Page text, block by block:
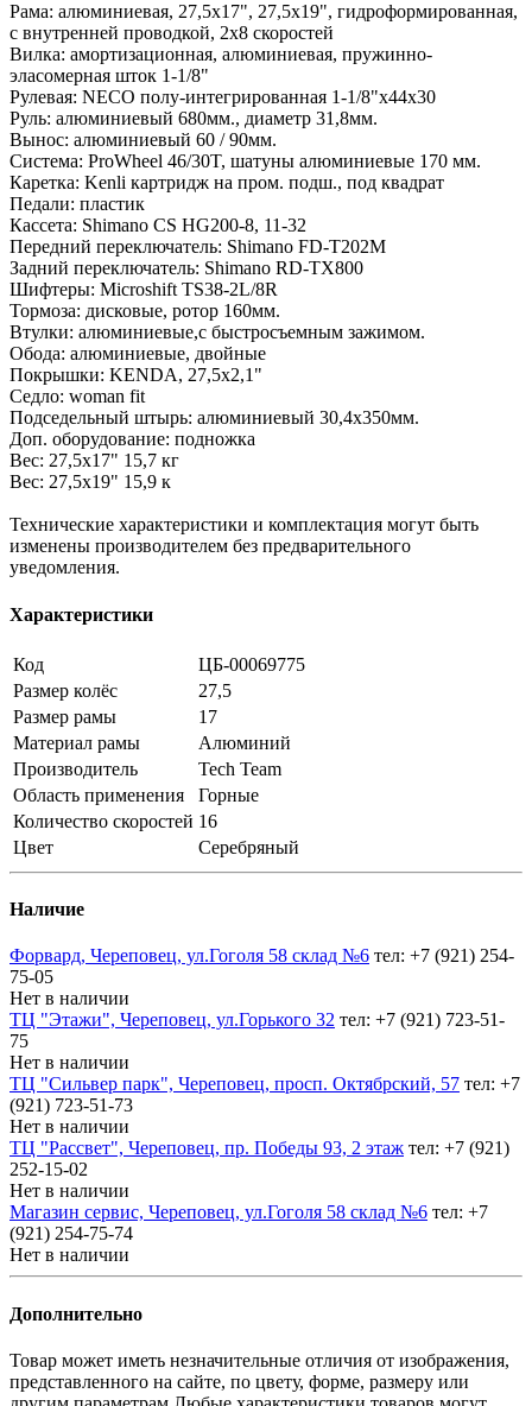
Рама: алюминиевая, 27,5х17", 27,5х19", гидроформированная,
с внутренней проводкой, 2х8 скоростей
Вилка: амортизационная, алюминиевая, пружинно-
эласомерная шток 1-1/8"
Рулевая: NECO полу-интегрированная 1-1/8"х44х30
Руль: алюминиевый 680мм., диаметр 31,8мм.
Вынос: алюминиевый 60 / 90мм.
Система: ProWheel 46/30T, шатуны алюминиевые 170 мм.
Каретка: Kenli картридж на пром. подш., под квадрат
Педали: пластик
Кассета: Shimano CS HG200-8, 11-32
Передний переключатель: Shimano FD-T202M
Задний переключатель: Shimano RD-TX800
Шифтеры: Microshift TS38-2L/8R
Тормоза: дисковые, ротор 160мм.
Втулки: алюминиевые,с быстросъемным зажимом.
Обода: алюминиевые, двойные
Покрышки: KENDA, 27,5х2,1"
Седло: woman fit
Подседельный штырь: алюминиевый 30,4x350мм.
Доп. оборудование: подножка
Вес: 27,5х17" 15,7 кг
Вес: 27,5х19" 15,9 к
Технические характеристики и комплектация могут быть
изменены производителем без предварительного
уведомления.
Характеристики
Код
ЦБ-00069775
Размер колёс
27,5
Размер рамы
17
Материал рамы
Алюминий
Производитель
Tech Team
Область применения
Горные
Количество скоростей 16
Цвет
Серебряный
Наличие
Форвард, Череповец, ул.Гоголя 58 склад №6 тел: +7 (921) 254-
75-05
Нет в наличии
ТЦ "Этажи", Череповец, ул.Горького 32 тел: +7 (921) 723-51-
75
Нет в наличии
ТЦ "Сильвер парк", Череповец, просп. Октябрский, 57 тел: +7
(921) 723-51-73
Нет в наличии
ТЦ "Рассвет", Череповец, пр. Победы 93, 2 этаж тел: +7 (921)
252-15-02
Нет в наличии
Магазин сервис, Череповец, ул.Гоголя 58 склад №6 тел: +7
(921) 254-75-74
Нет в наличии
Дополнительно
Товар может иметь незначительные отличия от изображения,
представленного на сайте, по цвету, форме, размеру или